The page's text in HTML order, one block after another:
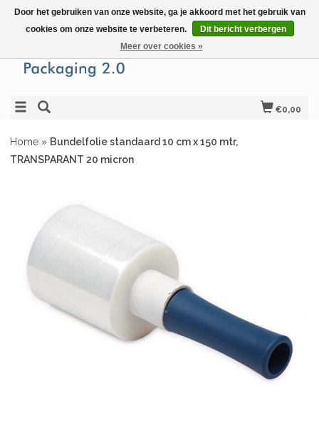
€0,00
Home » Bundelfolie standaard 10 cm x 150 mtr,
TRANSPARANT 20 micron
Door het gebruiken van onze website, ga je akkoord met het gebruik van
cookies om onze website te verbeteren.
Dit bericht verbergen
Meer over cookies »